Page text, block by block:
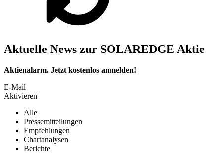
Aktuelle News zur SOLAREDGE Aktie
Aktienalarm. Jetzt kostenlos anmelden!
E-Mail
Aktivieren
Alle
Pressemitteilungen
Empfehlungen
Chartanalysen
Berichte